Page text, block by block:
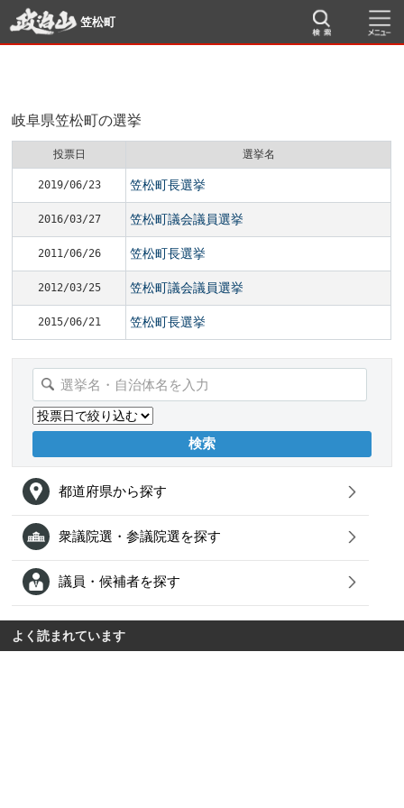
笠松町
岐阜県笠松町の選挙
投票日 選挙名
2019/06/23 笠松町長選挙
2016/03/27 笠松町議会議員選挙
2011/06/26 笠松町長選挙
2012/03/25 笠松町議会議員選挙
2015/06/21 笠松町長選挙
都道府県から探す
衆議院選・参議院選を探す
議員・候補者を探す
よく読まれています